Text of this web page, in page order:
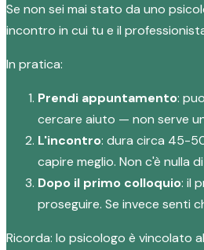
Se non sei mai stato da uno
incontro in cui tu e il
In pratica:
Prendi appuntamento:
cercare aiuto — non serve
L'incontro: dura circa 45-
capire meglio. Non c'è nulla
Dopo il primo colloquio: il
proseguire. Se invece senti
Ricorda: lo psicologo è vincolato